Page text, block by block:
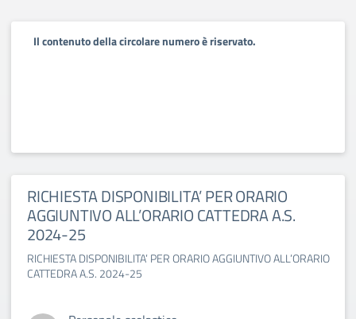
Il contenuto della circolare numero è riservato.
RICHIESTA DISPONIBILITA’ PER ORARIO
AGGIUNTIVO ALL’ORARIO CATTEDRA A.S.
2024-25
RICHIESTA DISPONIBILITA’ PER ORARIO AGGIUNTIVO ALL’ORARIO
CATTEDRA A.S. 2024-25